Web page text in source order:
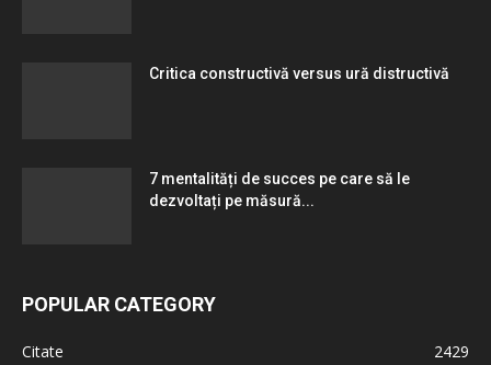
Critica constructivă versus ură distructivă
7 mentalități de succes pe care să le
dezvoltați pe măsură...
POPULAR CATEGORY
Citate 2429